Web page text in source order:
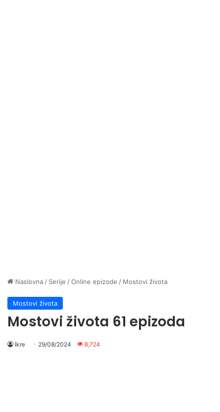
Naslovna / Serije /Online epizode / Mostovi života
Mostovi života
Mostovi života 61 epizoda
Ikre 29/08/2024 8,724